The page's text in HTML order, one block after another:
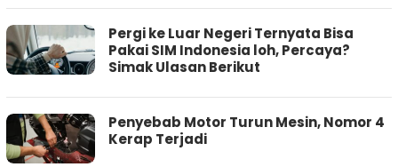
Pergi ke Luar Negeri Ternyata Bisa
Pakai SIM Indonesia loh, Percaya?
Simak Ulasan Berikut
Penyebab Motor Turun Mesin, Nomor 4
Kerap Terjadi